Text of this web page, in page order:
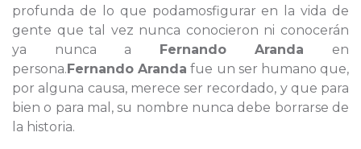
profunda de lo que podamosfigurar en la vida de
gente que tal vez nunca conocieron ni conocerán
ya nunca a Fernando Aranda en
persona.Fernando Aranda fue un ser humano que,
por alguna causa, merece ser recordado, y que para
bien o para mal, su nombre nunca debe borrarse de
la historia.